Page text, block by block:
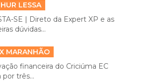
LESSA
SE | Direto da Expert XP e as
dúvidas...
MARANHÃO
financeira do Criciúma EC
por três...